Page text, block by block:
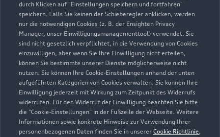
durch Klicken auf "Einstellungen speichern und fortfahren"
speichern. Falls Sie keinen der Schieberegler anklicken, werden
nur die notwendigen Cookies (z. B. der Ensighten Privacy
Manager, unser Einwilligungsmanagementtool) verwendet. Sie
sind nicht gesetzlich verpflichtet, in die Verwendung von Cookies
einzuwilligen, aber wenn Sie Ihre Einwilligung nicht erteilen,
können Sie bestimmte unserer Dienste möglicherweise nicht
nutzen. Sie können Ihre Cookie-Einstellungen anhand der unten
aufgeführten Kategorien von Cookies verwalten. Sie können Ihre
Einwilligung jederzeit mit Wirkung zum Zeitpunkt des Widerrufs
widerrufen. Für den Widerruf der Einwilligung beachten Sie bitte
die "Cookie-Einstellungen" in der Fußzeile der Webseite. Weitere
Informationen sowie konkrete Hinweise zur Verwendung Ihrer
personenbezogenen Daten finden Sie in unserer Cookie Richtlinie,